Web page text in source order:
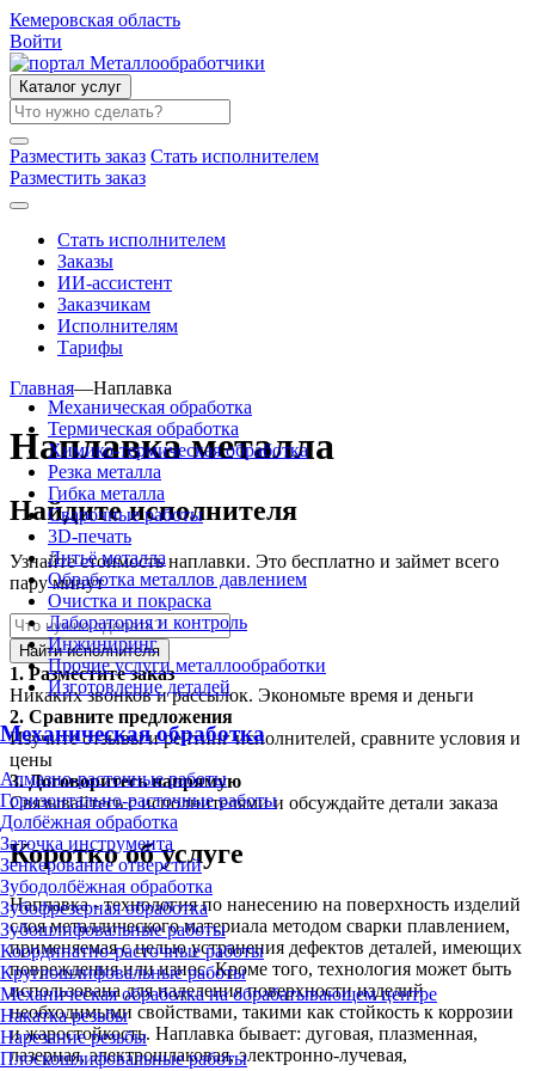
Кемеровская область
Войти
Каталог услуг
Разместить заказ Стать исполнителем
Разместить заказ
Стать исполнителем
Заказы
ИИ-ассистент
Заказчикам
Исполнителям
Тарифы
Механическая обработка
Термическая обработка
Химико-термическая обработка
Резка металла
Гибка металла
Сварочные работы
3D-печать
Литьё металла
Обработка металлов давлением
Очистка и покраска
Лаборатория и контроль
Инжиниринг
Прочие услуги металлообработки
Изготовление деталей
Механическая обработка
Алмазно-расточные работы
Горизонтально-расточные работы
Долбёжная обработка
Заточка инструмента
Зенкерование отверстий
Зубодолбёжная обработка
Зубофрезерная обработка
Зубошлифовальные работы
Координатно-расточные работы
Круглошлифовальные работы
Механическая обработка на обрабатывающем центре
Накатка резьбы
Нарезание резьбы
Плоскошлифовальные работы
Главная—Наплавка
Наплавка металла
Найдите исполнителя
Узнайте стоимость наплавки. Это бесплатно и займет всего
пару минут
Найти исполнителя
1. Разместите заказ
Никаких звонков и рассылок. Экономьте время и деньги
2. Сравните предложения
Изучите отзывы и рейтинг исполнителей, сравните условия и
цены
3.Договоритесь напрямую
Связывайтесь с исполнителями и обсуждайте детали заказа
Коротко об услуге
Наплавка - технология по нанесению на поверхность изделий
слоя металлического материала методом сварки плавлением,
применяемая с целью устранения дефектов деталей, имеющих
повреждения или износ. Кроме того, технология может быть
использована для наделения поверхности изделий
необходимыми свойствами, такими как стойкость к коррозии
и жаростойкость. Наплавка бывает: дуговая, плазменная,
лазерная, электрошлаковая, электронно-лучевая,